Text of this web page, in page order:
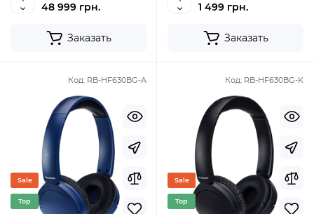
48 999 грн.
Заказать
1 499 грн.
Заказать
Код: RB-HF630BG-A
Sale
Top
Код: RB-HF630BG-K
Sale
Top